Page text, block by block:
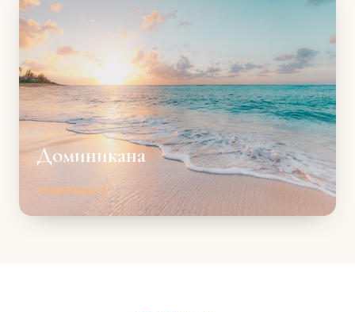
Доминикана
Подробнее →